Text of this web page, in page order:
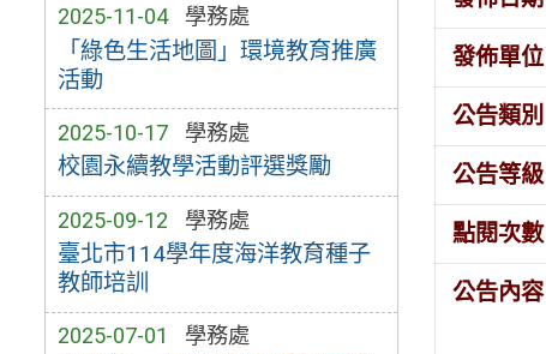
2025-11-04 學務處
「綠色生活地圖」環境教育推廣
活動
2025-10-17 學務處
校園永續教學活動評選獎勵
2025-09-12 學務處
臺北市114學年度海洋教育種子
教師培訓
2025-07-01 學務處
發佈單位
公告類別
公告等級
點閱次數
公告內容